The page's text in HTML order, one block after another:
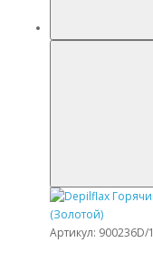
Артикул: 900236D/1